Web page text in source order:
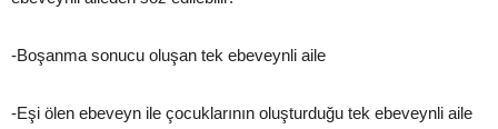
-Boşanma sonucu oluşan tek ebeveynli aile
-Eşi ölen ebeveyn ile çocuklarının oluşturduğu tek ebeveynli aile